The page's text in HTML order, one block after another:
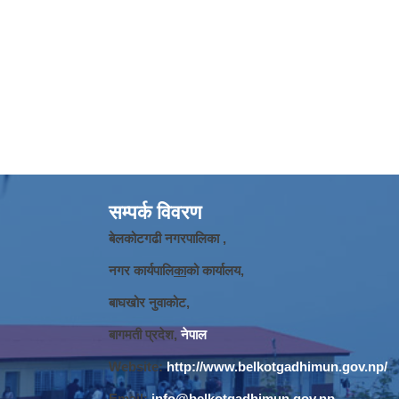
सम्पर्क विवरण
बेलकोटगढी नगरपालिका ,
नगर कार्यपालिकाको कार्यालय,
बाघखोर नुवाकोट,
बागमती प्रदेश, नेपाल
Website:http://www.belkotgadhimun.gov.np/